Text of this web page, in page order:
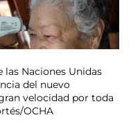
las Naciones Unidas
del nuevo
velocidad por toda
OCHA